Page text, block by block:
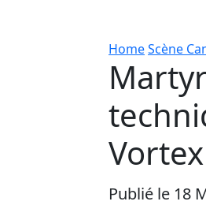
HomeScène
Publié le 18